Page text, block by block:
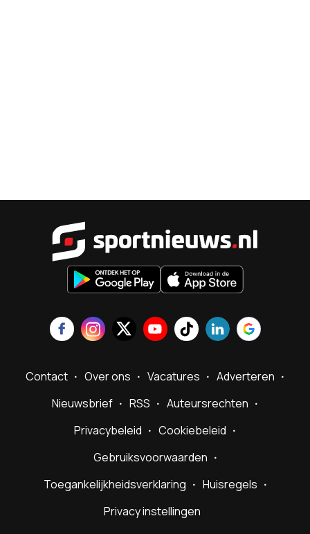
Contact Over ons Vacatures
Adverteren
Nieuwsbrief
RSS
Auteursrechten
Privacybeleid
Cookiebeleid
Gebruiksvoorwaarden
Toegankelijkheidsverklaring
Huisregels
Privacy instellingen